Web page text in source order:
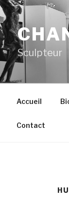
Sculpteur
Accueil
Contact